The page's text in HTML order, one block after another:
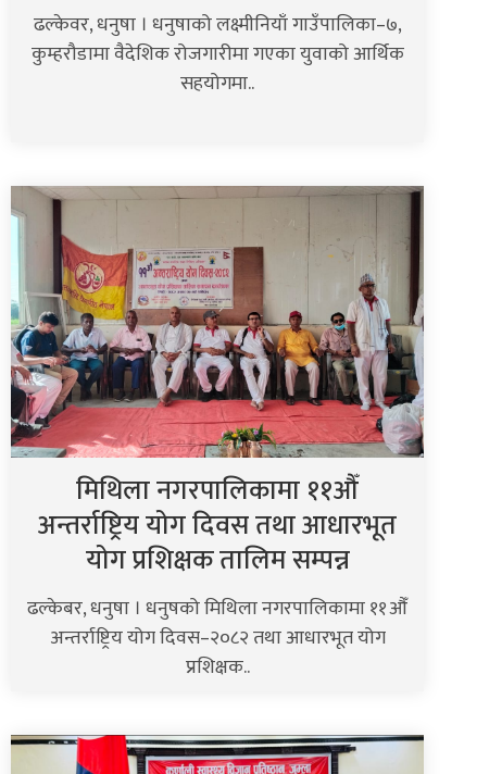
ढल्केवर, धनुषा । धनुषाको लक्ष्मीनियाँ गाउँपालिका–७,
कुम्हरौडामा वैदेशिक रोजगारीमा गएका युवाको आर्थिक
सहयोगमा..
मिथिला नगरपालिकामा ११औँ
अन्तर्राष्ट्रिय योग दिवस तथा आधारभूत
योग प्रशिक्षक तालिम सम्पन्न
ढल्केबर, धनुषा । धनुषको मिथिला नगरपालिकामा ११औँ
अन्तर्राष्ट्रिय योग दिवस–२०८२ तथा आधारभूत योग
प्रशिक्षक..